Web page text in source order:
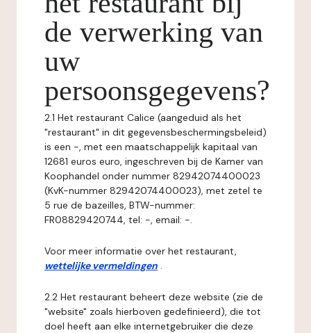
de verwerking van
uw
persoonsgegevens?
2.1 Het restaurant Calice (aangeduid als het
"restaurant" in dit gegevensbeschermingsbeleid)
is een -, met een maatschappelijk kapitaal van
12681 euros euro, ingeschreven bij de Kamer van
Koophandel onder nummer 82942074400023
(KvK-nummer 82942074400023), met zetel te
5 rue de bazeilles, BTW-nummer:
FR08829420744, tel: -, email: -.
Voor meer informatie over het restaurant,
wettelijke vermeldingen .
2.2 Het restaurant beheert deze website (zie de
"website" zoals hierboven gedefinieerd), die tot
doel heeft aan elke internetgebruiker die deze